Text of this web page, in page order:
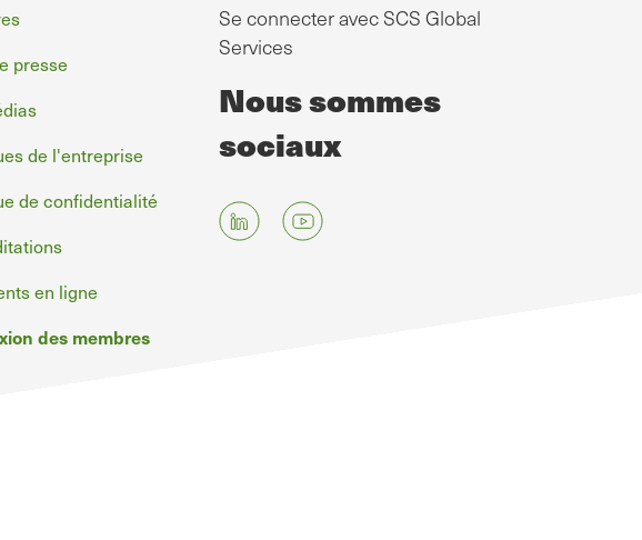
presse
de l'entreprise
de confidentialité
en ligne
des membres
Se connecter avec SCS Global
Services
Nous sommes
sociaux